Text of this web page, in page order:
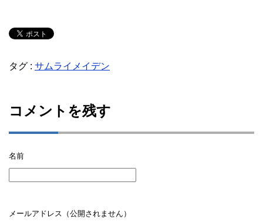
タグ : サムライメイデン
コメントを残す
名前
メールアドレス（公開されません）